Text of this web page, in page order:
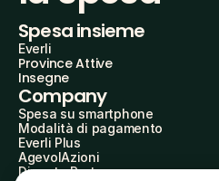
Spesa insieme
Everli
Province Attive
Insegne
Company
Spesa su smartphone
Modalità di pagamento
Everli Plus
AgevolAzioni
Diventa Partner